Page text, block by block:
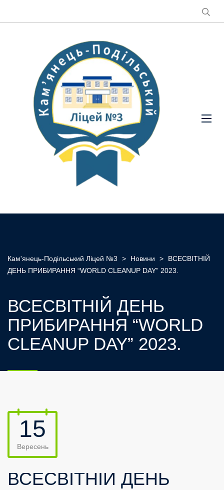
Кам'янець-Подільський Ліцей №3 > Новини >
ВСЕСВІТНІЙ
ДЕНЬ ПРИБИРАННЯ “WORLD CLEANUP DAY” 2023.
ВСЕСВІТНІЙ ДЕНЬ
ПРИБИРАННЯ “WORLD
CLEANUP DAY” 2023.
15
Вересень
ВСЕСВІТНІЙ ДЕНЬ